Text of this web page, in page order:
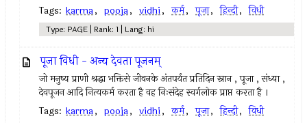
Tags: karma, pooja, vidhi, कर्म, पूजा, हिन्दी, विधी
Type: PAGE | Rank: 1 | Lang: hi
पूजा विधी - अन्य देवता पूजनम्
जो मनुष्य प्राणी श्रद्धा भक्तिसे जीवनके अंतपर्यंत प्रतिदिन स्नान , पूजा , संध्या ,
देवपूजन आदि नित्यकर्म करता है वह निःसंदेह स्वर्गलोक प्राप्त करता है ।
Tags: karma, pooja, vidhi, कर्म, पूजा, हिन्दी, विधी